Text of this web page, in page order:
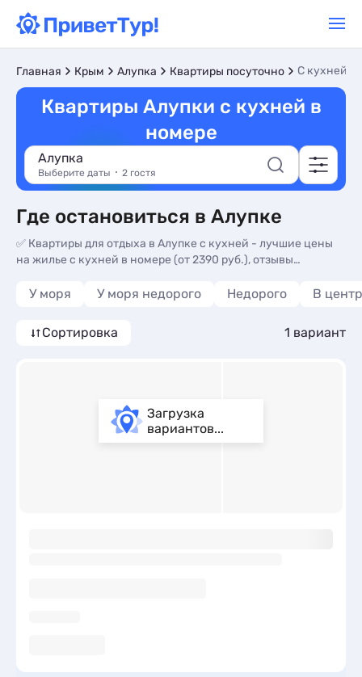
Главная Крым Алупка Квартиры посуточно C кухней в
Квартиры Алупки с кухней в
номере
Алупка
Выберите даты 2 гостя
Где остановиться в Алупке
✅ Квартиры для отдыха в Алупке с кухней - лучшие цены
на жилье с кухней в номере (от 2390 руб.), отзывы
У моря У моря недорого Недорого В
Сортировка 1 вариант
Загрузка
вариантов...